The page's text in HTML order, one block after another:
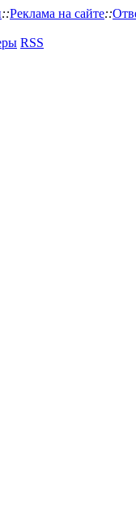
::Реклама на сайте::
RSS